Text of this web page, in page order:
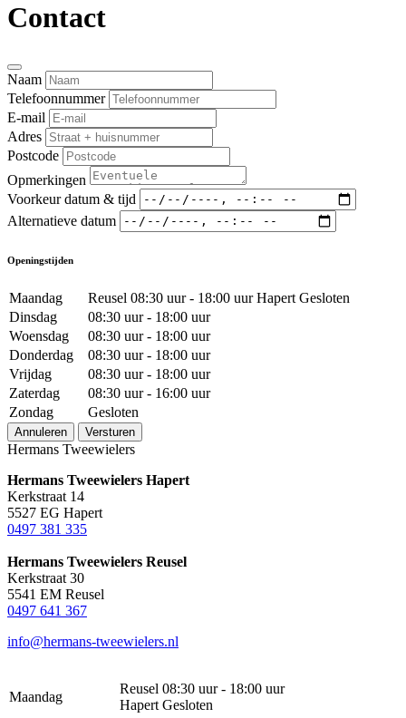
Contact
Naam
Telefoonnummer
E-mail
Adres
Postcode
Opmerkingen
Voorkeur datum & tijd
Alternatieve datum
Openingstijden
Maandag
Reusel 08:30 uur - 18:00 uur Hapert Gesloten
Dinsdag
08:30 uur - 18:00 uur
Woensdag
08:30 uur - 18:00 uur
Donderdag
08:30 uur - 18:00 uur
Vrijdag
08:30 uur - 18:00 uur
Zaterdag
08:30 uur - 16:00 uur
Zondag
Gesloten
Annuleren Versturen
Hermans Tweewielers
Hermans Tweewielers Hapert
Kerkstraat 14
5527 EG Hapert
0497 381 335
Hermans Tweewielers Reusel
Kerkstraat 30
5541 EM Reusel
0497 641 367
info@hermans-tweewielers.nl
Maandag
Reusel 08:30 uur - 18:00 uur
Hapert Gesloten